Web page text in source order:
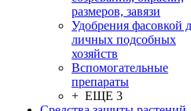
размеров, завязи
Удобрения фасовкой
личных подсобных
хозяйств
Вспомогательные
препараты
+ ЕЩЕ 3